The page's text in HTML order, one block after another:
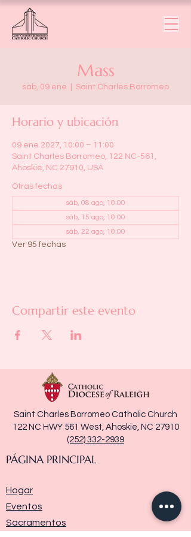
Mass
sáb, 09 ene Saint Charles Borromeo
Horario y ubicación
09 ene 2027, 10:00 – 11:00
Saint Charles Borromeo, 122 NC-561,
Ahoskie, NC 27910, USA
Otras fechas
sáb, 08 ago, 10:00
sáb, 15 ago, 10:00
sáb, 22 ago, 10:00
Ver 95 fechas
Compartir este evento
Saint Charles Borromeo Catholic Church
122 NC HWY 561 West, Ahoskie, NC 27910
(252) 332-2939
PÁGINA PRINCIPAL
Hogar
Eventos
Sacramentos